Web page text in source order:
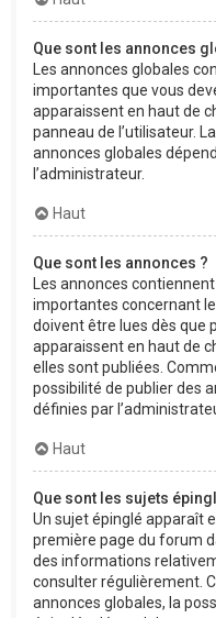
Que sont les annonces
Les annonces globales
importantes que vous
apparaissent en haut de
panneau de l’utilisateur.
annonces globales
l’administrateur.
Haut
Que sont les annonces ?
Les annonces
importantes concernant
doivent être lues dès que
apparaissent en haut de
elles sont publiées.
possibilité de publier des
définies par
Haut
Que sont les sujets
Un sujet épinglé apparaît
première page du forum
des informations
consulter régulièrement.
annonces globales, la